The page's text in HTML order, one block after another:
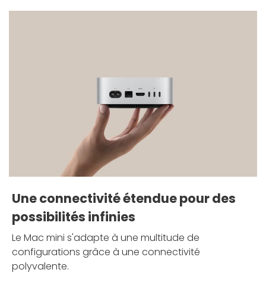
Une connectivité étendue pour des
possibilités infinies
Le Mac mini s'adapte à une multitude de
configurations grâce à une connectivité
polyvalente.